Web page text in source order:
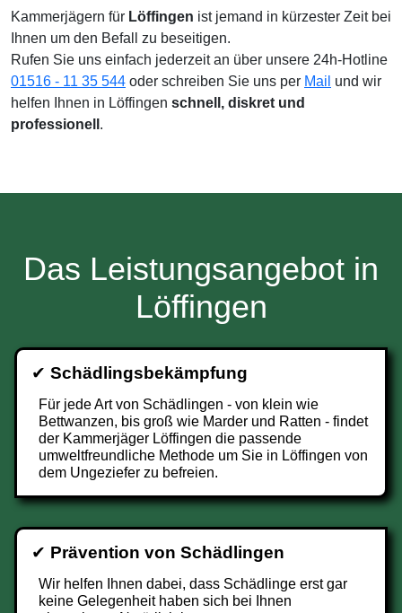
Kammerjägern für Löffingen ist jemand in kürzester Zeit bei
Ihnen um den Befall zu beseitigen.
Rufen Sie uns einfach jederzeit an über unsere 24h-Hotline
01516 - 11 35 544 oder schreiben Sie uns per Mail und wir
helfen Ihnen in Löffingen schnell, diskret und
professionell .
Das Leistungsangebot in
Löffingen
✔ Schädlingsbekämpfung
Für jede Art von Schädlingen - von klein wie
Bettwanzen, bis groß wie Marder und Ratten - findet
der Kammerjäger Löffingen die passende
umweltfreundliche Methode um Sie in Löffingen von
dem Ungeziefer zu befreien.
✔ Prävention von Schädlingen
Wir helfen Ihnen dabei, dass Schädlinge erst gar
keine Gelegenheit haben sich bei Ihnen